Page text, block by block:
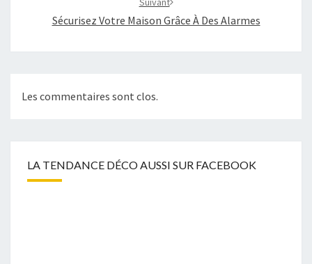
Sécurisez Votre Maison Grâce À Des Alarmes
Les commentaires sont clos.
LA TENDANCE DÉCO AUSSI SUR FACEBOOK